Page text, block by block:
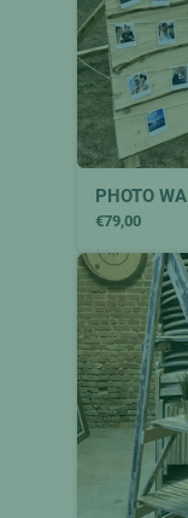
PHOTO
€79,00